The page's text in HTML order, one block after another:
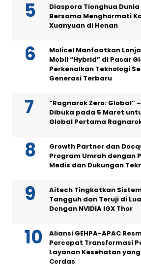
Diaspora Tionghua
Bersama Menghormati
Xuanyuan di Henan
Molicel Manfaatkan
Mobil “Hybrid” di Pasar
Perkenalkan Teknologi
Generasi Terbaru
“Ragnarok Zero: Global”
Dibuka pada 5 Maret
Global Pertama
Growth Partner dan
Program Umrah dengan
Medis dan Dukungan
Aitech Tingkatkan
Tangguh dan Teruji di
Dengan NVIDIA IGX Thor
Aliansi GEHPA-APAC
Percepat Transformasi
Layanan Kesehatan
Cerdas